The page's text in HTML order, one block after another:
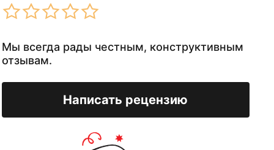
Мы всегда рады честным, конструктивным
отзывам.
Написать рецензию